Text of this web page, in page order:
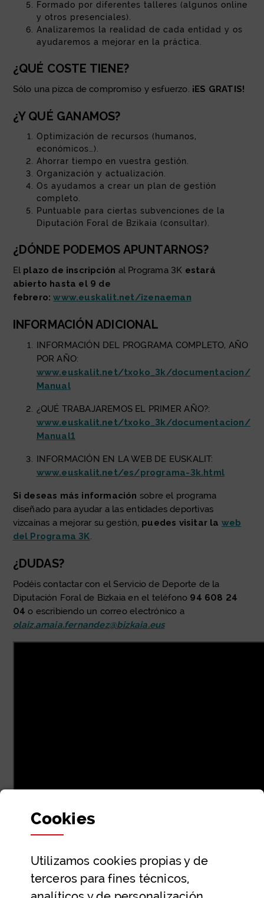
Formado por diferentes talleres (algunos online
y otros presenciales).
Analizaremos la realidad de cada entidad y os
ayudaremos a mejorar en la práctica.
¿QUÉ COSTE TIENE?
Sólo una pizca de compromiso y esfuerzo. ¡ES GRATIS!
¿Y QUÉ GANAMOS?
Optimización de recursos (humanos,
económicos…).
Ahorrar tiempo en vuestra gestión.
Organización y actualización.
Os ayudamos a crear un plan de gestión
completo.
Puntuable para ciertas subvenciones de la
Diputación Foral de Bzikaia (consultar).
¿DÓNDE PODEMOS APUNTARNOS?
Elplazo de inscripción al Programa 3K estará
abierto hasta el 9 de
febrero:www.euskalit.net/izenaeman
INFORMACIÓN ADICIONAL
INFORMACIÓN DEL PROGRAMA COMPLETO, AÑO
POR AÑO:
www.euskalit.net/txoko_3k/documentacion/
Manual
¿QUÉ TRABAJAREMOS EL PRIMER AÑO?:
www.euskalit.net/txoko_3k/documentacion/
Manual1
INFORMACIÓN EN LA WEB DE EUSKALIT:
www.euskalit.net/es/programa-3k.html
Si deseas más información sobre el programa
diseñado para ayudar a las entidades deportivas
vizcaínas a mejorar su gestión, puedes visitar la web
del Programa 3K.
¿DUDAS?
Podéis contactar con el Servicio de Deporte de la
Diputación Foral de Bizkaia en el teléfono 94 608 24
04 o escribiendo un correo electrónico a
olaiz.amaia.fernandez@bizkaia.eus
3K_2026_Triptico
|Tamaño 1,3MB
Cookies
Utilizamos cookies propias y de
terceros para fines técnicos,